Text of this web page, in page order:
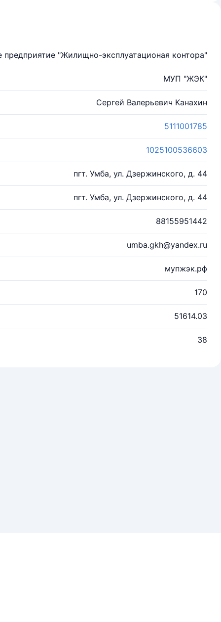
предприятие "Жилищно-эксплуатационая контора"
МУП "ЖЭК"
Сергей Валерьевич Канахин
5111001785
1025100536603
пгт. Умба, ул. Дзержинского, д. 44
пгт. Умба, ул. Дзержинского, д. 44
88155951442
umba.gkh@yandex.ru
мупжэк.рф
170
51614.03
38